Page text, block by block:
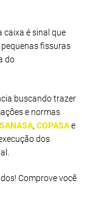
caixa é sinal que
fissuras
do
buscando trazer
e normas
SANASA, COPASAe
dos
Comprove você